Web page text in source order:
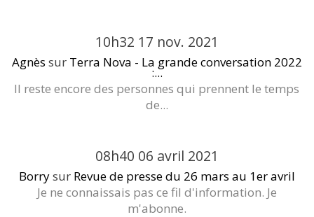
10h32 17 nov. 2021
Agnès sur Terra Nova - La grande conversation 2022
:...
Il reste encore des personnes qui prennent le temps
de...
08h40 06 avril 2021
Borrysur Revue de presse du 26 mars au 1er avril
Je ne connaissais pas ce fil d'information. Je
m'abonne.